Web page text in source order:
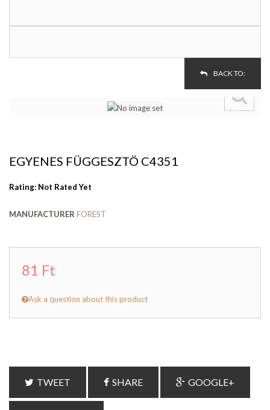
BACK TO:
EGYENES FÜGGESZTÖ C4351
Rating: Not Rated Yet
MANUFACTURER FOREST
81 Ft
Ask a question about this product
TWEET SHARE GOOGLE+